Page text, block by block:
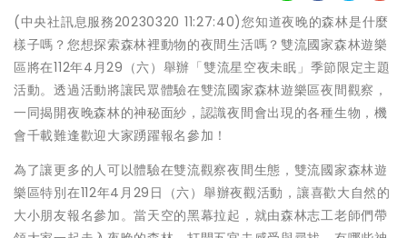
(中央社訊息服務20230320 11:27:40)您知道夜晚的森林是什麼
樣子嗎？您想探索森林裡動物的夜間生活嗎？雙流國家森林遊樂
區將在112年4月29（六）舉辦「雙流星空夜未眠」季節限定主題
活動。透過活動將讓民眾體驗在雙流國家森林遊樂區夜間觀察，
一同揭開夜晚森林的神秘面紗，認識夜間會出現的各種生物，機
會千載難逢歡迎大家踴躍報名參加！
為了讓更多的人可以體驗在雙流觀察夜間生態，雙流國家森林遊
樂區特別在112年4月29日（六）舉辦夜觀活動，讓喜歡大自然的
大小朋友報名參加。當天空的黑幕拉起，就由森林志工老師們帶